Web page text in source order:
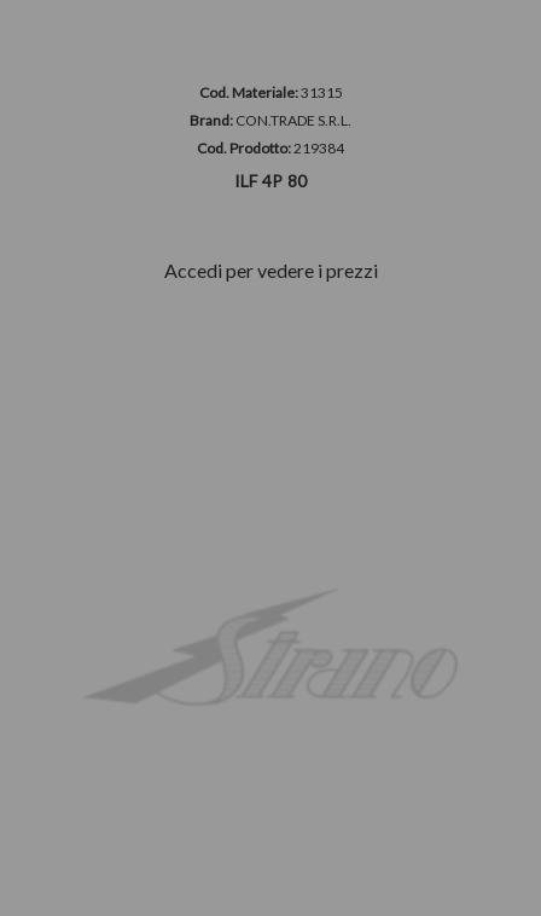
Cod. Materiale:31315
Brand: CON.TRADE S.R.L.
Cod. Prodotto:219384
ILF 4P 80
Accedi per vedere i prezzi